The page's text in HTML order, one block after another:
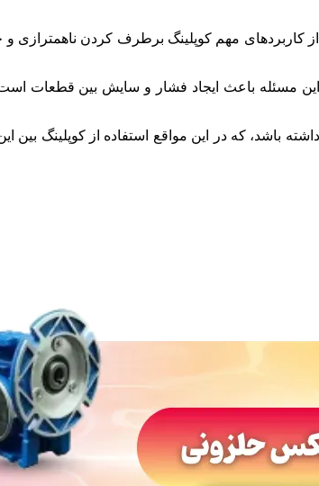
کاربردهای مهم کوپلینگ برطرف کردن
این مسئله باعث ایجاد فشار و سایش بین قطعات
باشد، که در این مواقع استفاده از کوپلینگ